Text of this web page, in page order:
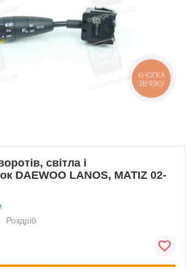
світла і
DAEWOO LANOS, MATIZ 02-
Роздріб
КНОПКА
ЗВ'ЯЗКУ